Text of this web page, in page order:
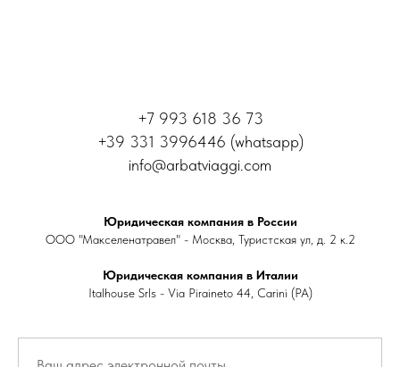
+7 993 618 36 73
+39 331 3996446 (whatsapp)
info@arbatviaggi.com
Юридическая компания в России
ООО "Макселенатравел" - Москва, Туристская ул, д. 2 к.2
Юридическая компания в Италии
Italhouse Srls - Via Piraineto 44, Carini (PA)